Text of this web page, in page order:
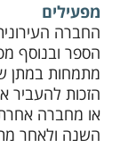
מפעילים
החברה
הספר ובנוסף
מתמחות במתן
הזכות להעביר
או מחברה
השנה ולאחר